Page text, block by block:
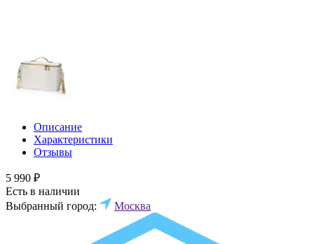
Описание
Характеристики
Отзывы
5 990 ₽
Есть в наличии
Выбранный город:
Москва